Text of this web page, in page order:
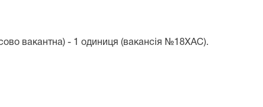
вакантна) - 1 одиниця (вакансія №18ХАС).